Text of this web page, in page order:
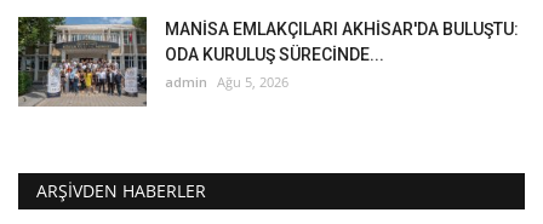
MANİSA EMLAKÇILARI AKHİSAR'DA BULUŞTU:
ODA KURULUŞ SÜRECİNDE...
admin Ağu 5, 2026
ARŞIVDEN HABERLER